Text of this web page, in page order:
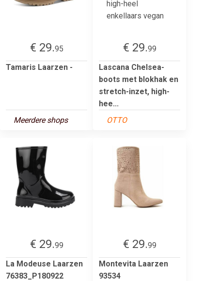
€ 29.95
Tamaris Laarzen -
Meerdere shops
€ 29.99
Lascana Chelsea-
boots met blokhak en
stretch-inzet, high-
hee...
OTTO
€ 29.99
La Modeuse Laarzen
76383_P180922
€ 29.99
Montevita Laarzen
93534